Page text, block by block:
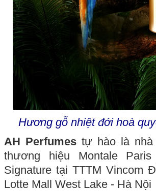
Hương gỗ nhiệt đới hoà
AH Perfumestự hào là nhà
thương hiệu Montale
Signature tại TTTM Vincom
Lotte Mall West Lake - Hà Nội